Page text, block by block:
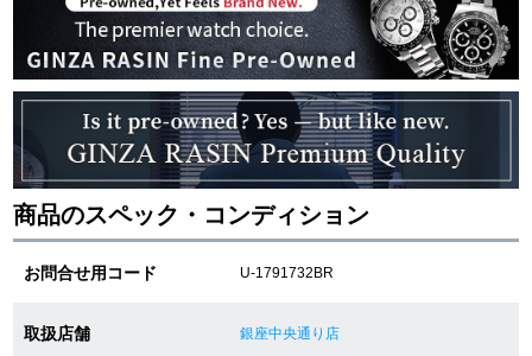
ご利用ガイド
GINZA RASINのプレミアムクオリティについて
送料・お支払方法
ショッピングローンの流れ
よくある質問
商品のスペック・コンディション
お問合せ用コード U-1791732BR
取扱店舗 銀座中央通り店